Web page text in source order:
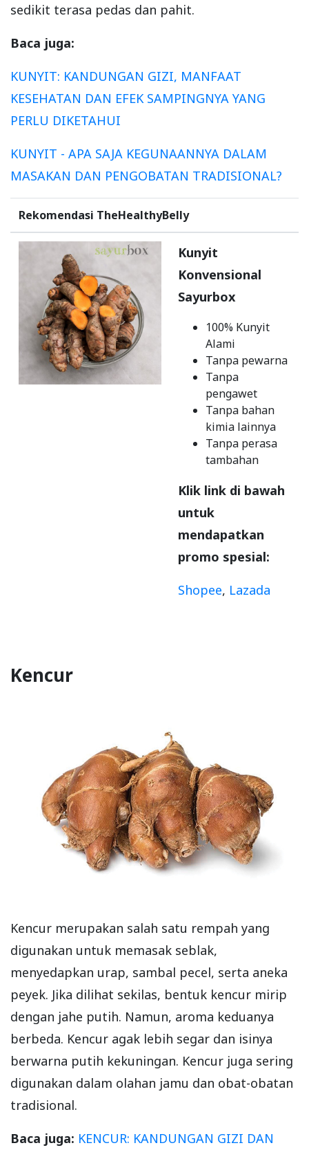
sedikit terasa pedas dan pahit.
Baca juga:
KUNYIT: KANDUNGAN GIZI, MANFAAT
KESEHATAN DAN EFEK SAMPINGNYA YANG
PERLU DIKETAHUI
KUNYIT - APA SAJA KEGUNAANNYA DALAM
MASAKAN DAN PENGOBATAN TRADISIONAL?
Rekomendasi TheHealthyBelly
Kunyit
Konvensional
Sayurbox
100% Kunyit
Alami
Tanpa pewarna
Tanpa
pengawet
Tanpa bahan
kimia lainnya
Tanpa perasa
tambahan
Klik link di bawah
untuk
mendapatkan
promo spesial:
Shopee, Lazada
Kencur
Kencur merupakan salah satu rempah yang
digunakan untuk memasak seblak,
menyedapkan urap, sambal pecel, serta aneka
peyek. Jika dilihat sekilas, bentuk kencur mirip
dengan jahe putih. Namun, aroma keduanya
berbeda. Kencur agak lebih segar dan isinya
berwarna putih kekuningan. Kencur juga sering
digunakan dalam olahan jamu dan obat-obatan
tradisional.
Baca juga: KENCUR: KANDUNGAN GIZI DAN